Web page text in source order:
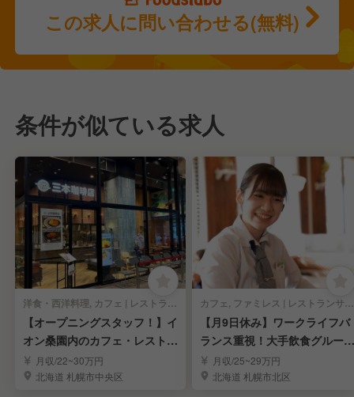
この求人に問い合わせる(無料)
条件が似ている求人
洋食・西洋料理, カフェ | レストランサービス・ホールスタッフ
【オープニングスタッフ！】イ
オン桑園内のカフェ・レストラ
ン 月収/22~30万円
北海道 札幌市中央区
カフェ, ファミレス | レストランサービス・ホールスタッフ
【月9日休み】ワークライフバ
ランス重視！大手飲食グループ
の店舗スタッフ
月収/25~29万円
北海道 札幌市北区